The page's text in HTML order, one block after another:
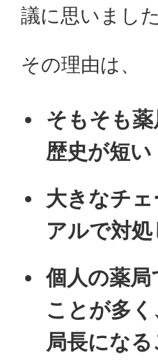
議に思いまし
その理由は、
そもそも
歴史が短い
大きなチ
アルで対
個人の薬
ことが多
局長にな